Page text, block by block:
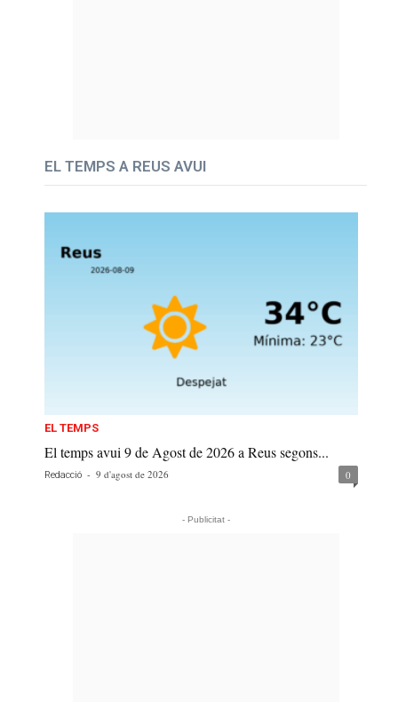
EL TEMPS A REUS AVUI
EL TEMPS
El temps avui 9 de Agost de 2026 a Reus segons...
Redacció - 9 d'agost de 2026 0
- Publicitat -